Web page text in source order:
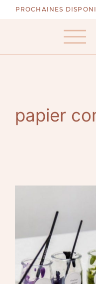
AllerPROCHAINES
papier